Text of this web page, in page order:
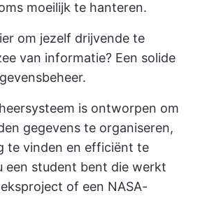
moeilijk te hanteren.
om jezelf drijvende te
van informatie? Een solide
is ontworpen om
gegevens te organiseren,
te vinden en efficiënt te
een student bent die werkt
of een NASA-